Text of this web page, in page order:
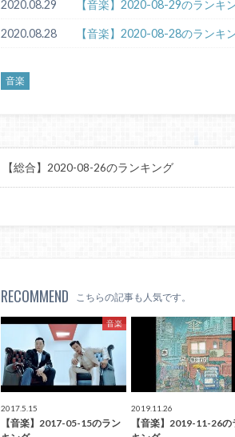
2020.08.29 【音楽】2020-08-29のランキ
2020.08.28 【音楽】2020-08-28のランキ
音楽
【総合】2020-08-26のランキング
RECOMMEND こちらの記事も人気です。
音楽
2017.5.15
【音楽】2017-05-15のラン
2019.11.26
【音楽】2019-11-26の